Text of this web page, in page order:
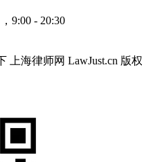
9:00 - 20:30
上海律师网 LawJust.cn 版权